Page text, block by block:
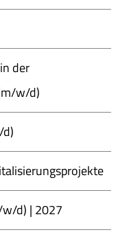
der
w/d)
d) | 2027